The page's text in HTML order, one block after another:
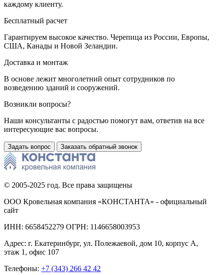
каждому клиенту.
Бесплатный расчет
Гарантируем высокое качество. Черепица из России, Европы,
США, Канады и Новой Зеландии.
Доставка и монтаж
В основе лежит многолетний опыт сотрудников по
возведению зданий и сооружений.
Возникли вопросы?
Наши консультанты с радостью помогут вам, ответив на все
интересующие вас вопросы.
Задать вопрос Заказать обратный звонок
© 2005-2025 год. Все права защищены
ООО Кровельная компания «КОНСТАНТА» - официальный
сайт
ИНН: 6658452279 ОГРН: 1146658003953
Адрес: г. Екатеринбург, ул. Полежаевой, дом 10, корпус А,
этаж 1, офис 107
Телефоны: +7 (343) 266 42 42